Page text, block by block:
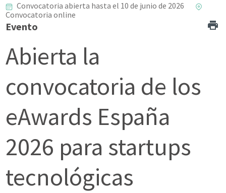
Convocatoria abierta hasta el 10 de junio de 2026
Convocatoria online
Evento
Abierta la
convocatoria de los
eAwards España
2026 para startups
tecnológicas